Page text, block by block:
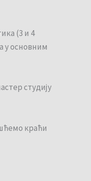
(3 и 4
у основним
студију
краћи